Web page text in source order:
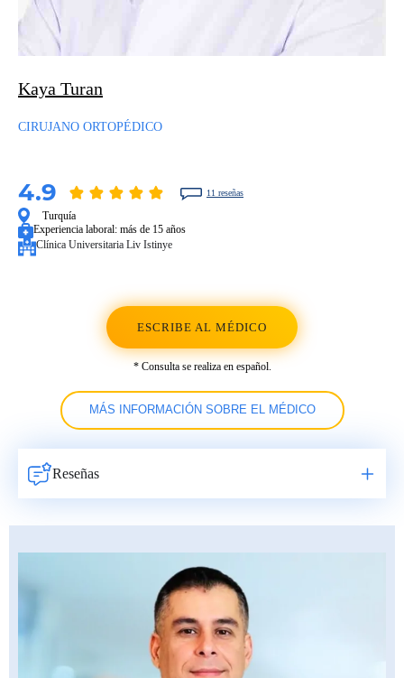
Kaya Turan
CIRUJANO ORTOPÉDICO
4.9 11 reseñas
Turquía
Experiencia laboral: más de 15 años
Clínica Universitaria Liv Istinye
ESCRIBE AL MÉDICO
* Consulta se realiza en español.
MÁS INFORMACIÓN SOBRE EL MÉDICO
Reseñas